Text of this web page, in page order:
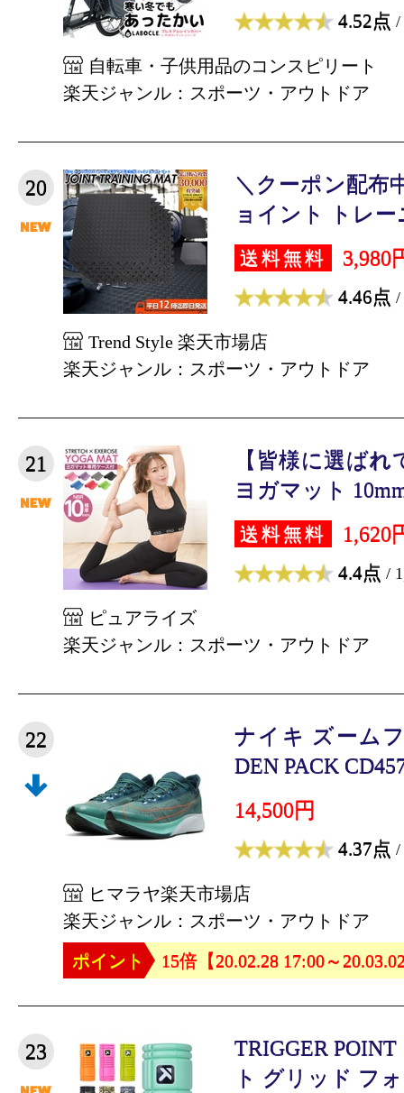
4.52点 /
自転車・子供用品のコンスピリート
楽天ジャンル：スポーツ・アウトドア
20
＼クーポン配布
ョイント トレー
送料無料 3,980
4.46点 /
Trend Style 楽天市場店
楽天ジャンル：スポーツ・アウトドア
21
【皆様に選ば
ヨガマット
送料無料 1,620
4.4点 /
ピュアライズ
楽天ジャンル：スポーツ・アウトドア
22
ナイキ ズーム
DEN PACK
14,500円
4.37点 /
ヒマラヤ楽天市場店
楽天ジャンル：スポーツ・アウトドア
ポイント
15倍【20.02.28 17:00～
23
TRIGGER
ト グリッド フ